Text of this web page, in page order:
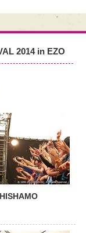
2014 in EZO